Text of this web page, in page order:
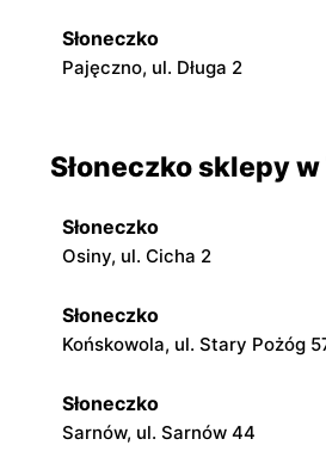
Słoneczko
Pajęczno, ul. Długa 2
Słoneczko sklepy
Słoneczko
Osiny, ul. Cicha 2
Słoneczko
Końskowola, ul. Stary Pożóg
Słoneczko
Sarnów, ul. Sarnów 44